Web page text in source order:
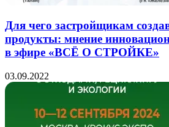
Для чего застройщикам
продукты: мнение
в эфире «ВСЁ О СТРОЙКЕ»
03.09.2022